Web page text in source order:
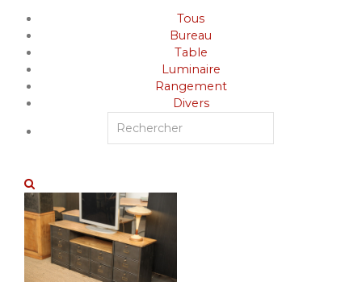
Tous
Bureau
Table
Luminaire
Rangement
Divers